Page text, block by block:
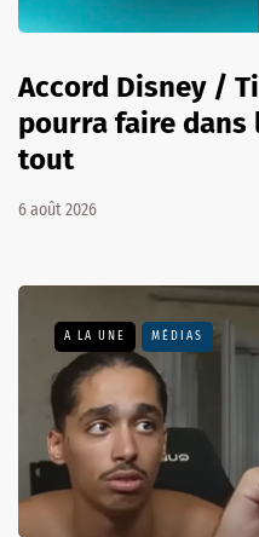
Accord Disney /
pourra faire dans
tout
6 août 2026
A LA UNE MÉDIAS